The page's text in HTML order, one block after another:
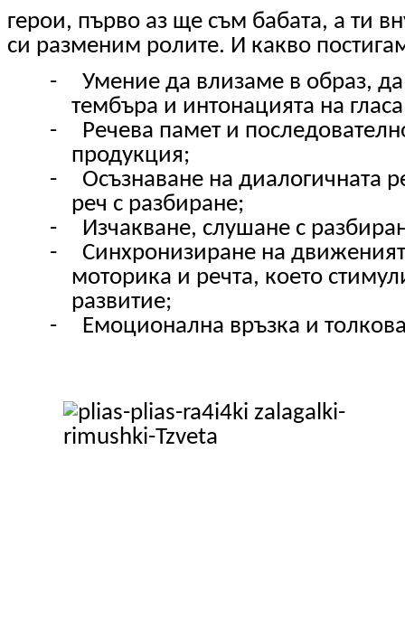
герои, първо аз ще съм бабата, а ти
си разменим ролите. И какво
-
Умение да влизаме в образ,
тембъра и интонацията на
-
Речева памет и
продукция;
-
Осъзнаване на диалогичната
реч с разбиране;
-
Изчакване, слушане с
-
Синхронизиране на
моторика и речта, което
развитие;
-
Емоционална връзка и